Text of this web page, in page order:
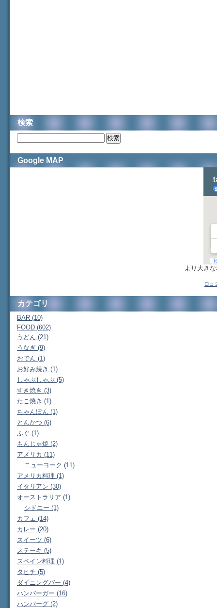
検索
Google MAP
より大き
口コ
カテゴリ
BAR (10)
FOOD (602)
うどん (21)
うなぎ (9)
おでん (1)
お好み焼き (1)
しゃぶしゃぶ (5)
すき焼き (3)
たこ焼き (1)
ちゃんぽん (1)
とんかつ (6)
ふぐ (1)
もんじゃ焼 (2)
アメリカ (11)
ニューヨーク (11)
アメリカ料理 (1)
イタリアン (30)
オーストラリア (1)
シドニー (1)
カフェ (14)
カレー (20)
スイーツ (6)
ステーキ (5)
スペイン料理 (1)
タヒチ (5)
ダイニングバー (4)
ハンバーガー (16)
ハンバーグ (2)